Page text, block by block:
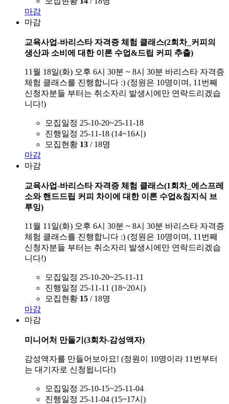
마감
마감
교육사업-바리스타 자격증 체험 클래스(2회차_커피의
생산과 소비에 대한 이론 수업&드립 커피 추출)
11월 18일(화) 오후 6시 30분 ~ 8시 30분 바리스타 자격증
체험 클래스를 진행합니다 :) (정원은 10명이며, 11번째
신청자분들 부터는 취소자리 발생시에만 연락드리겠습
니다!)
모집일정 25-10-20~25-11-18
진행일정 25-11-18 (14~16시)
모집현황 13 / 18명
마감
마감
교육사업-바리스타 자격증 체험 클래스(1회차_에스프레
소와 핸드드립 커피 차이에 대한 이론 수업&침지식 브
루잉)
11월 11일(화) 오후 6시 30분 ~ 8시 30분 바리스타 자격증
체험 클래스를 진행합니다 :) (정원은 10명이며, 11번째
신청자분들 부터는 취소자리 발생시에만 연락드리겠습
니다!)
모집일정 25-10-20~25-11-11
진행일정 25-11-11 (18~20시)
모집현황 15 / 18명
마감
마감
미니어처 만들기(3회차-감성액자)
감성액자를 만들어보아요! (정원이 10명이라 11번부터
는 대기자로 신청됩니다!)
모집일정 25-10-15~25-11-04
진행일정 25-11-04 (15~17시)